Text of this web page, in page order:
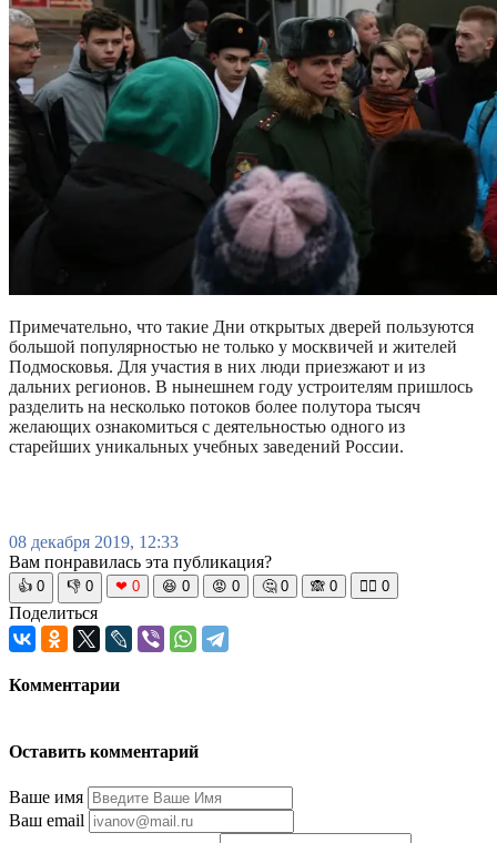
Примечательно, что такие Дни открытых дверей пользуются
большой популярностью не только у москвичей и жителей
Подмосковья. Для участия в них люди приезжают и из
дальних регионов. В нынешнем году устроителям пришлось
разделить на несколько потоков более полутора тысяч
желающих ознакомиться с деятельностью одного из
старейших уникальных учебных заведений России.
08 декабря 2019, 12:33
Вам понравилась эта публикация?
👍 0 👎 0 ❤ 0 😆 0 😡 0 🤔 0 🙈 0 🧘‍♀️ 0
Поделиться
Комментарии
Оставить комментарий
Ваше имя
Ваш email